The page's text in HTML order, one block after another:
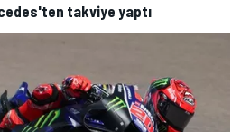
takviye yaptı